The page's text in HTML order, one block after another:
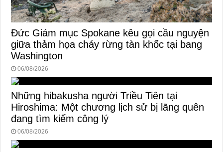
Đức Giám mục Spokane kêu gọi cầu nguyện
giữa thảm họa cháy rừng tàn khốc tại bang
Washington
06/08/2026
Những hibakusha người Triều Tiên tại
Hiroshima: Một chương lịch sử bị lãng quên
đang tìm kiếm công lý
06/08/2026